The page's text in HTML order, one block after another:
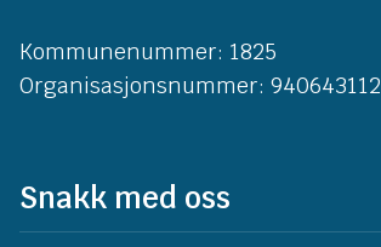
Kommunenummer: 1825
Organisasjonsnummer: 940643112
Snakk med oss